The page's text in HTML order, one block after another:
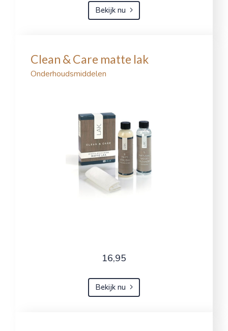
Bekijk nu
Clean & Care matte lak
Onderhoudsmiddelen
16,95
Bekijk nu